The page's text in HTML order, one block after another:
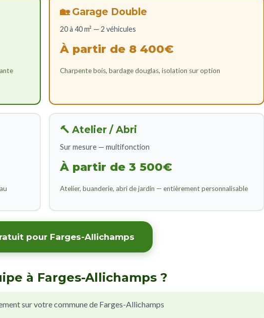
🏡 Garage Double
20 à 40 m² — 2 véhicules
À partir de 8 400€
Charpente bois, bardage douglas, isolation sur option
🔨 Atelier / Abri
Sur mesure — multifonction
À partir de 3 500€
Atelier, buanderie, abri de jardin — entièrement personnalisable
pour Farges-Allichamps
à Farges-Allichamps ?
sur votre commune de Farges-Allichamps